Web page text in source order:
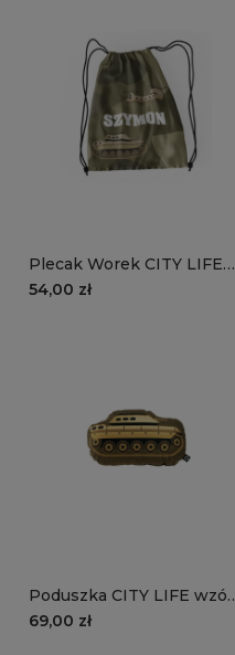
Plecak Worek CITY LIFE
wzór D119 z imieniem |
54,00 zł
Poduszka CITY LIFE wzór
D1193D | czołg
69,00 zł